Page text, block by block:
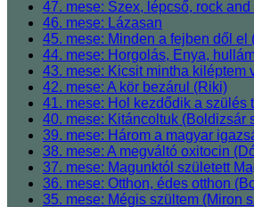
47. mese: Szex, lépcső, rock
46. mese: Lázasan
45. mese: Minden a fejben dől el
44. mese: Horgolás, Enya,
43. mese: Kicsit mintha kiléptem
42. mese: A kör bezárul (Riki)
41. mese: Hol kezdődik a szülés
40. mese: Kitáncoltuk (Boldizsár
39. mese: Három a magyar
38. mese: A megváltó oxitocin
37. mese: Magunktól született
36. mese: Otthon, édes otthon
35. mese: Mégis szültem (Miron